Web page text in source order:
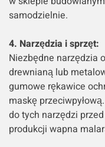
samodzielnie.
4. Narzędzia i sprzęt:
Niezbędne narzędzia
drewnianą lub
gumowe rękawice
maskę
do tych narzędzi
produkcji wapna